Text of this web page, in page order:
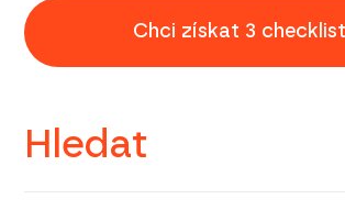
Chci získat 3
Hledat